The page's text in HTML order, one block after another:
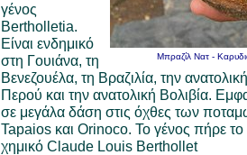
Mπραζίλ Νατ -
γένος
Bertholletia.
Είναι ενδημικό
στη Γουιάνα, τη
Βενεζουέλα, τη Βραζιλία, την
Περού και την ανατολική Βολιβία.
σε μεγάλα δάση στις όχθες των
Tapaios και Orinoco. Το γένος πήρε
χημικό Claude Louis Berthollet